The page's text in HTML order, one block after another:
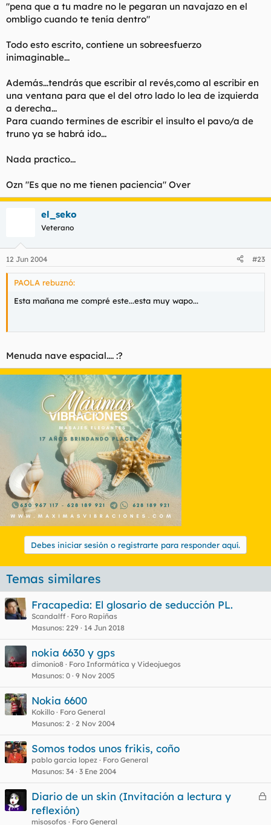
"pena que a tu madre no le pegaran un navajazo en el
ombligo cuando te tenía dentro"
Todo esto escrito, contiene un sobreesfuerzo
inimaginable...
Además...tendrás que escribir al revés,como al escribir en
una ventana para que el del otro lado lo lea de izquierda
a derecha...
Para cuando termines de escribir el insulto el pavo/a de
truno ya se habrá ido...
Nada practico...
Ozn "Es que no me tienen paciencia" Over
el_seko
Veterano
12 Jun 2004 #23
PAOLA rebuznó:
Esta mañana me compré este...esta muy wapo...
Menuda nave espacial.... :?
Debes iniciar sesión o registrarte para responder aquí.
Temas similares
Fracapedia: El glosario de seducción PL.
Scandalff
Foro Rapiñas
Masunos 229 14 Jun 2018
nokia 6630 y gps
dimonio8
Foro Informática y Videojuegos
Masunos 0 9 Nov 2005
Nokia 6600
Kokillo
Foro General
Masunos 2 2 Nov 2004
Somos todos unos frikis, coño
pablo garcia lopez
Foro General
Masunos 34 3 Ene 2004
C
Diario de un skin (Invitación a lectura y
reflexión)
misosofos
Foro General